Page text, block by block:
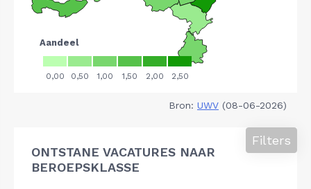
Bron: UWV (08-06-2026)
ONTSTANE VACATURES NAAR
BEROEPSKLASSE
Filters